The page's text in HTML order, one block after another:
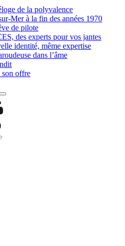
de la polyvalence
Mer à la fin des années 1970
de pilote
des experts pour vos jantes
identité, même expertise
dans l’âme
offre